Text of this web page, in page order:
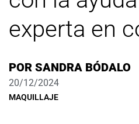
experta en
POR SANDRA BÓDALO
20/12/2024
MAQUILLAJE